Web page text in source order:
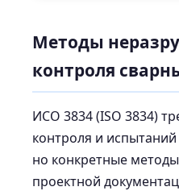
Методы
контроля
ИСО 3834 (ISO 3834)
контроля и
но конкретные
проектной